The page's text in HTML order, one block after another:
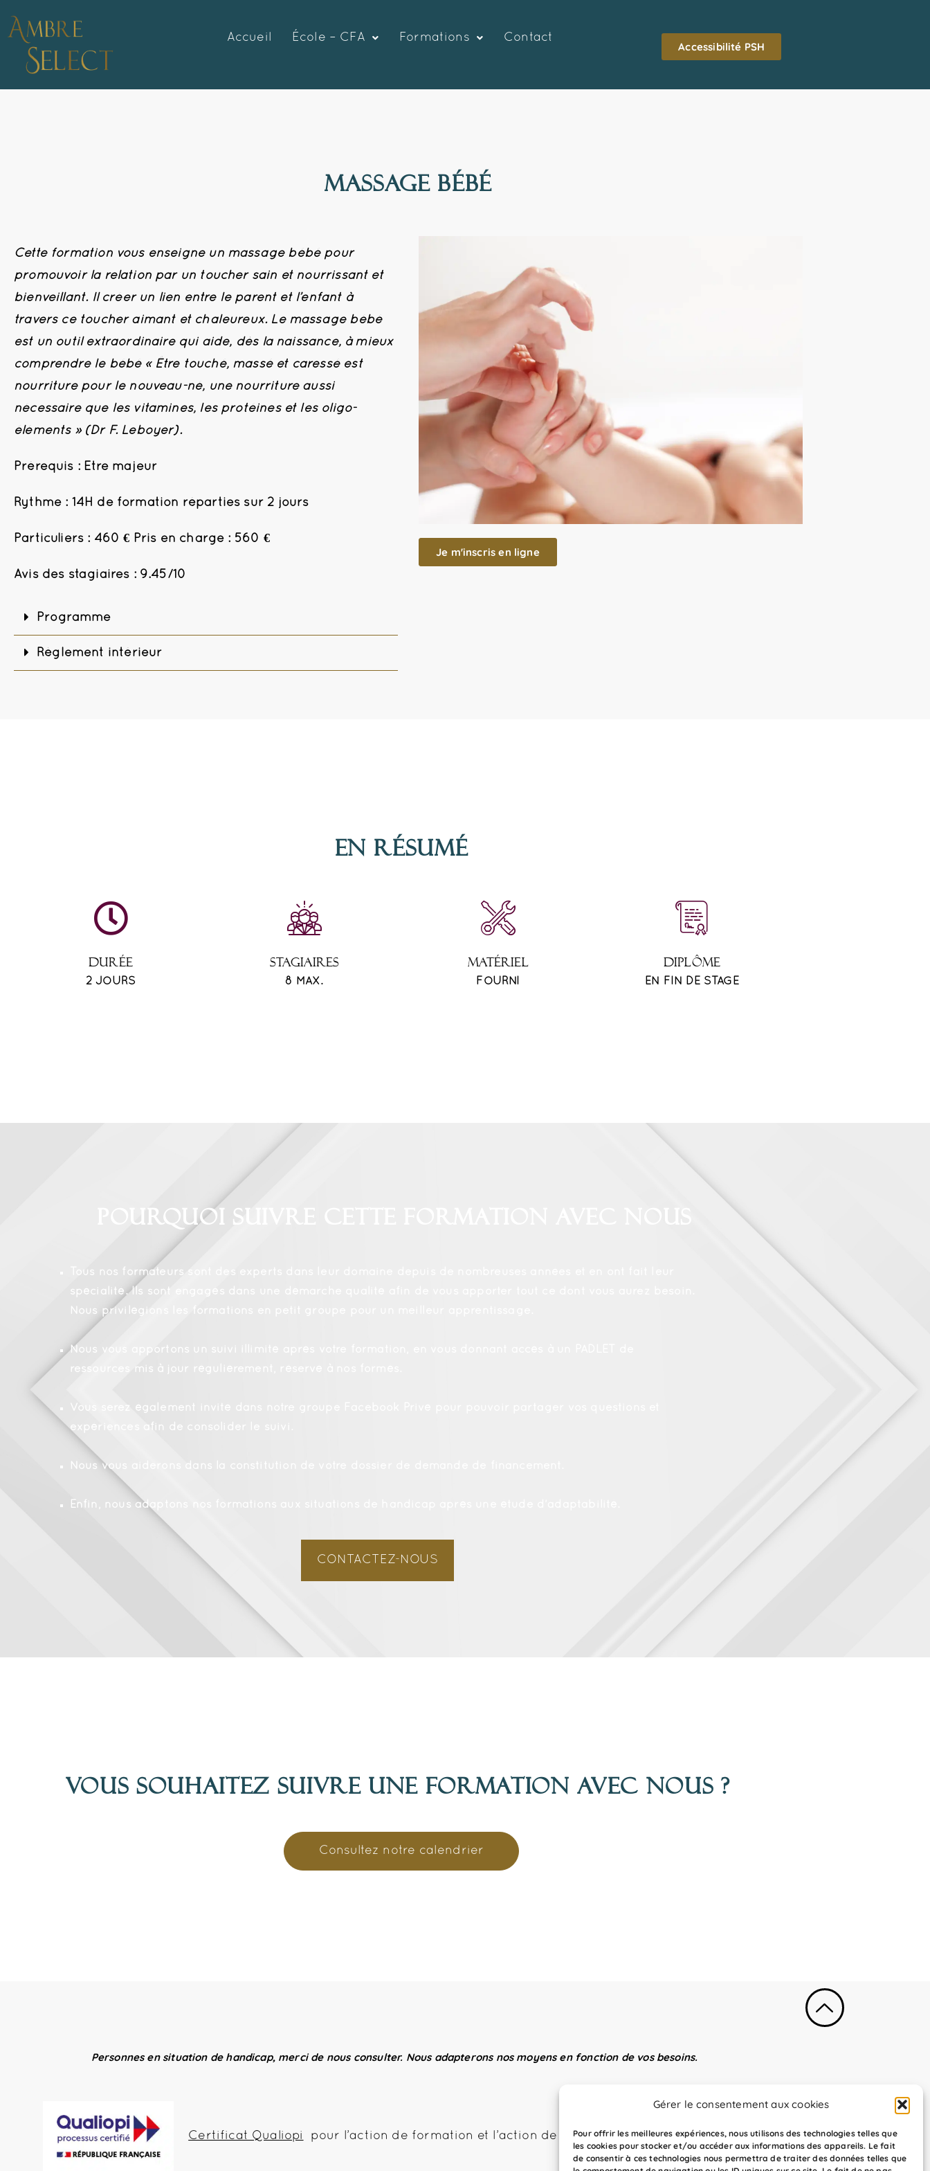
Gérer le consentement aux cookies
Pour offrir les meilleures expériences, nous utilisons des technologies telles que
les cookies pour stocker et/ou accéder aux informations des appareils. Le fait
de consentir à ces technologies nous permettra de traiter des données telles que
Accueil École – CFA Formations Contact
Accessibilité PSH
massage BÉBÉ
Cette formation vous enseigne un massage bébé pour
promouvoir la relation par un toucher sain et nourrissant et
bienveillant. Il créer un lien entre le parent et l’enfant à
travers ce toucher aimant et chaleureux. Le massage bébé
est un outil extraordinaire qui aide, dès la naissance, à mieux
comprendre le bébé « Être touché, massé et caressé est
nourriture pour le nouveau-né, une nourriture aussi
nécessaire que les vitamines, les protéines et les oligo-
éléments » (Dr F. Leboyer).
Prérequis : Etre majeur
Rythme : 14H de formation réparties sur 2 jours
Particuliers : 460 € Pris en charge : 560 €
Avis des stagiaires : 9.45/10
Programme
Règlement intérieur
Je m'inscris en ligne
En résumé
DURÉE
2 JOURS
STAGIAIRES
8 MAX.
MATÉRIEL
FOURNI
DIPLÔME
EN FIN DE STAGE
Pourquoi suivre cette formation avec nous
Tous nos formateurs sont des experts dans leur domaine depuis de nombreuses années et en ont fait leur
spécialité. Ils sont engagés dans une démarche qualité afin de vous apporter tout ce dont vous aurez besoin.
Nous privilégions les formations en petit groupe pour un meilleur apprentissage.
Nous vous apportons un suivi illimité après votre formation, en vous donnant accès à un PADLET de
ressources mis à jour régulièrement, réservé à nos formés.
Vous serez également invité dans notre groupe Facebook Privé pour pouvoir partager vos questions et
expériences afin de consolider le suivi.
Nous vous aiderons dans la constitution de votre dossier de demande de financement.
Enfin, nous adaptons nos formations aux situations de handicap après une étude d’adaptabilité.
CONTACTEZ-NOUS
Vous souhaitez suivre une formation avec nous ?
Consultez notre calendrier
Personnes en situation de handicap, merci de nous consulter. Nous adapterons nos moyens en fonction de vos besoins.
Certificat Qualiopi pour l’action de formation et l’action de formation par apprentissage.